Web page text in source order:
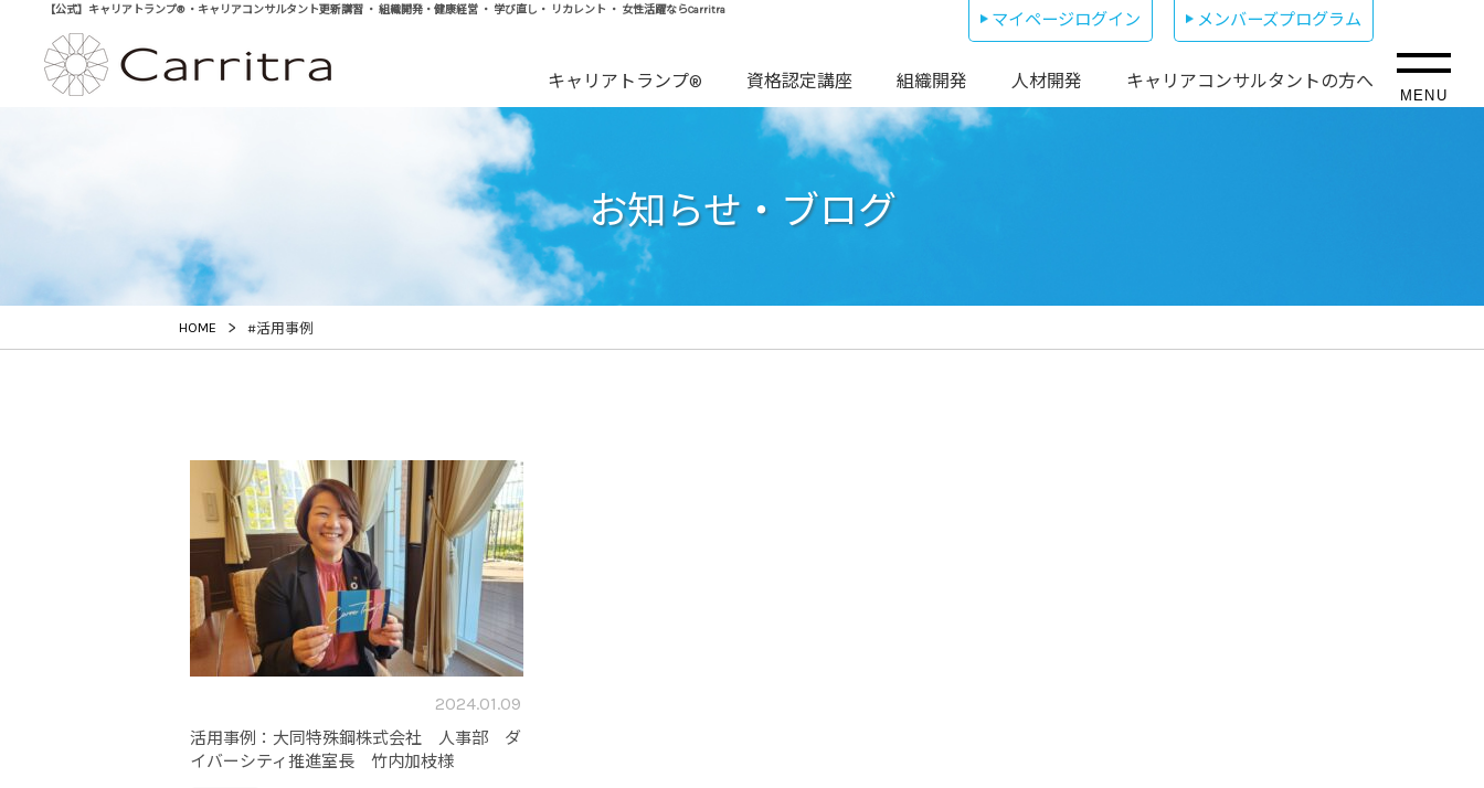
【公式】キャリアトランプ® ・キャリアコンサルタント更新講習 ・ 組織開発・健康経営 ・ 学び直し・ リカレント ・ 女性活躍ならCarritra マイページログイン メンバーズプログラム
キャリアトランプ® 資格認定講座 組織開発 人材開発 キャリアコンサルタントの方へ
MENU
お知らせ・ブログ
HOME > #活用事例
2024.01.09
活用事例：大同特殊鋼株式会社 人事部 ダ
イバーシティ推進室長 竹内加枝様